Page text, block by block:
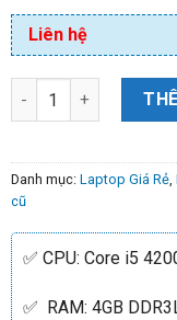
Liên hệ
Danh mục: Laptop Giá Rẻ
cũ
✅ CPU: Core i5
✅ RAM: 4GB